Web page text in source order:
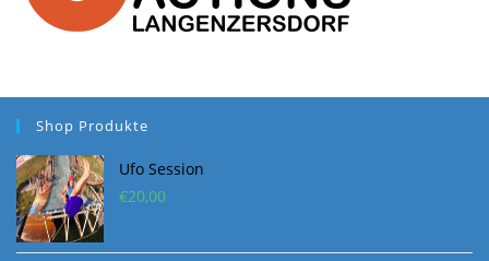
Shop Produkte
Ufo Session
€20,00